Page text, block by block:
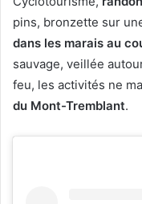
pins, bronzette sur
dans les marais au
sauvage, veillée
feu, les activités ne
du Mont-Tremblant.